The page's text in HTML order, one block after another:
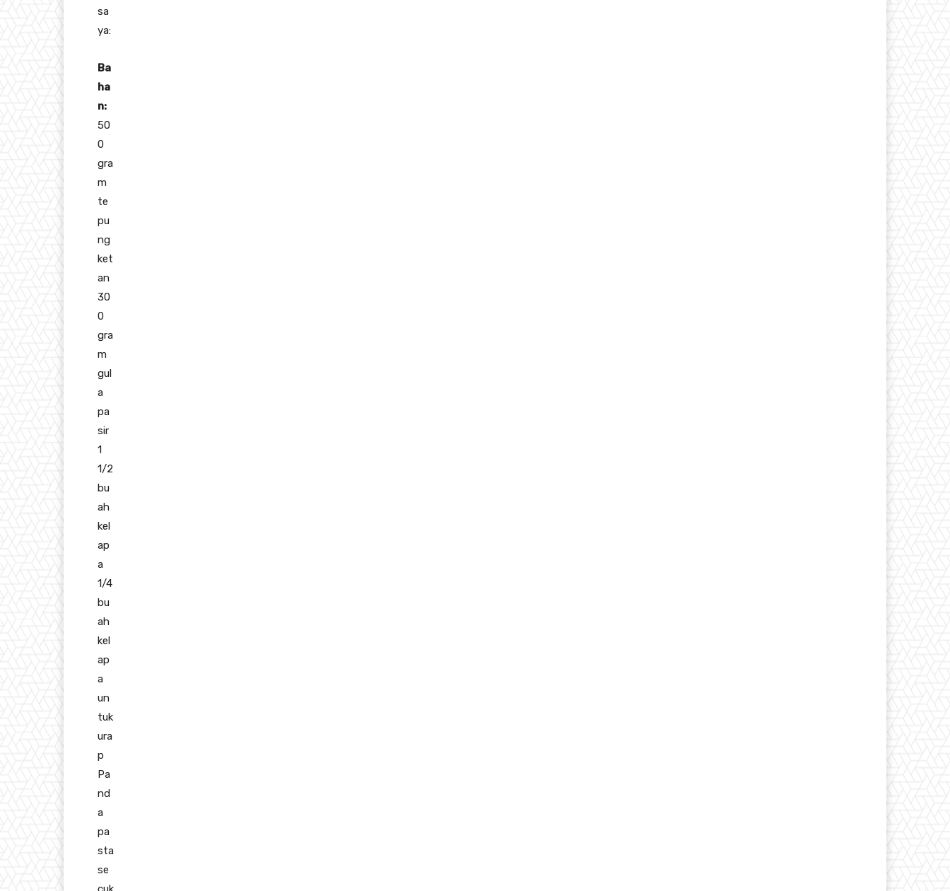
sa
ya:
Ba
ha
n:
50
0
gra
m
te
pu
ng
ket
an
30
0
gra
m
gul
a
pa
sir
1
1/2
bu
ah
kel
ap
a
1/4
bu
ah
kel
ap
a
un
tuk
ura
p
Pa
nd
a
pa
sta
se